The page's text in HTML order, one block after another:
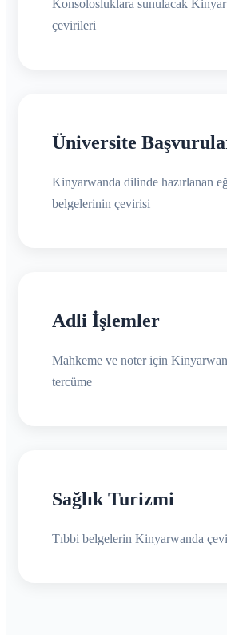
Konsolosluklara sunulacak
çevirileri
Üniversite
Kinyarwanda dilinde hazırlanan
belgelerinin çevirisi
Adli İşlemler
Mahkeme ve noter için
tercüme
Sağlık Turizmi
Tıbbi belgelerin Kinyarwanda